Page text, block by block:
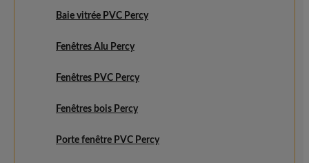
Baie vitrée PVC Percy
Fenêtres Alu Percy
Fenêtres PVC Percy
Fenêtres bois Percy
Porte fenêtre PVC Percy